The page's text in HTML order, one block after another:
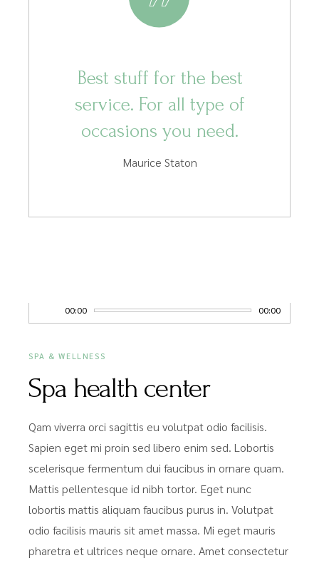
Best stuff for the best
service. For all type of
occasions you need.
Maurice Staton
Audio
Player
00:00 00:00
SPA & WELLNESS
Spa health center
Qam viverra orci sagittis eu volutpat odio facilisis.
Sapien eget mi proin sed libero enim sed. Lobortis
scelerisque fermentum dui faucibus in ornare quam.
Mattis pellentesque id nibh tortor. Eget nunc
lobortis mattis aliquam faucibus purus in. Volutpat
odio facilisis mauris sit amet massa. Mi eget mauris
pharetra et ultrices neque ornare. Amet consectetur